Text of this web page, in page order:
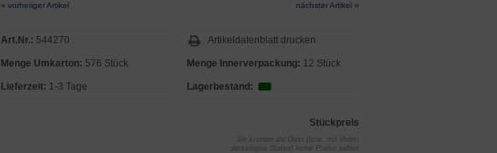
« vorheriger Artikel nächster Artikel »
Art.Nr.: 544270
Menge Umkarton: 576 Stück
Lieferzeit: 1-3 Tage
Artikeldatenblatt drucken
Menge Innerverpackung: 12 Stück
Lagerbestand:
Stückpreis
Sie können als Gast (bzw. mit Ihrem
derzeitigen Status) keine Preise sehen